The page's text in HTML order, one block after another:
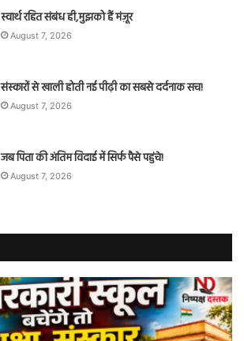
स्वार्थ रहित संबंध ही,मुझको हैं मंज़ूर
August 7, 2026
संस्कारों से खाली होती नई पीढ़ी का सबसे दर्दनाक सच!
August 7, 2026
जब पिता की अंतिम विदाई में सिर्फ पैसे पहुंचे!
August 7, 2026